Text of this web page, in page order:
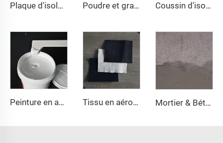
Plaque d'isolation Nano Poudre et granulés d'aérogel Coussin d'isolation en aérogel
Peinture en aérogel Tissu en aérogel Mortier & Béton à l'Aérogel